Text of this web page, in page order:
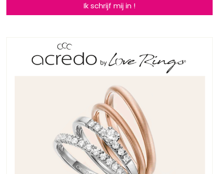
Ik schrijf mij in !